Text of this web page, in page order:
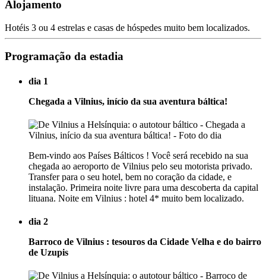
Alojamento
Hotéis 3 ou 4 estrelas e casas de hóspedes muito bem localizados.
Programação da estadia
dia 1
Chegada a Vilnius, início da sua aventura báltica!
Bem-vindo aos Países Bálticos ! Você será recebido na sua
chegada ao aeroporto de Vilnius pelo seu motorista privado.
Transfer para o seu hotel, bem no coração da cidade, e
instalação. Primeira noite livre para uma descoberta da capital
lituana. Noite em Vilnius : hotel 4* muito bem localizado.
dia 2
Barroco de Vilnius : tesouros da Cidade Velha e do bairro
de Uzupis